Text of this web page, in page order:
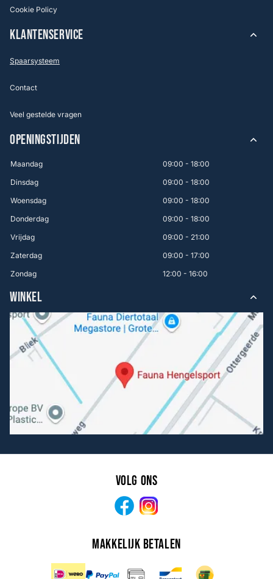
Cookie Policy
KLANTENSERVICE
Spaarsysteem
Contact
Veel gestelde vragen
OPENINGSTIJDEN
Maandag
09:00 - 18:00
Dinsdag
09:00 - 18:00
Woensdag
09:00 - 18:00
Donderdag
09:00 - 18:00
Vrijdag
09:00 - 21:00
Zaterdag
09:00 - 17:00
Zondag
12:00 - 16:00
WINKEL
Volg ons
Facebook
Makkelijk betalen